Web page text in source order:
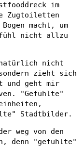
im
Zugtoiletten
macht, um
nicht allzu
nicht
zieht sich
und geht mir
"Gefühlte"
Stadtbilder.
weg von den
denn "gefühlte"